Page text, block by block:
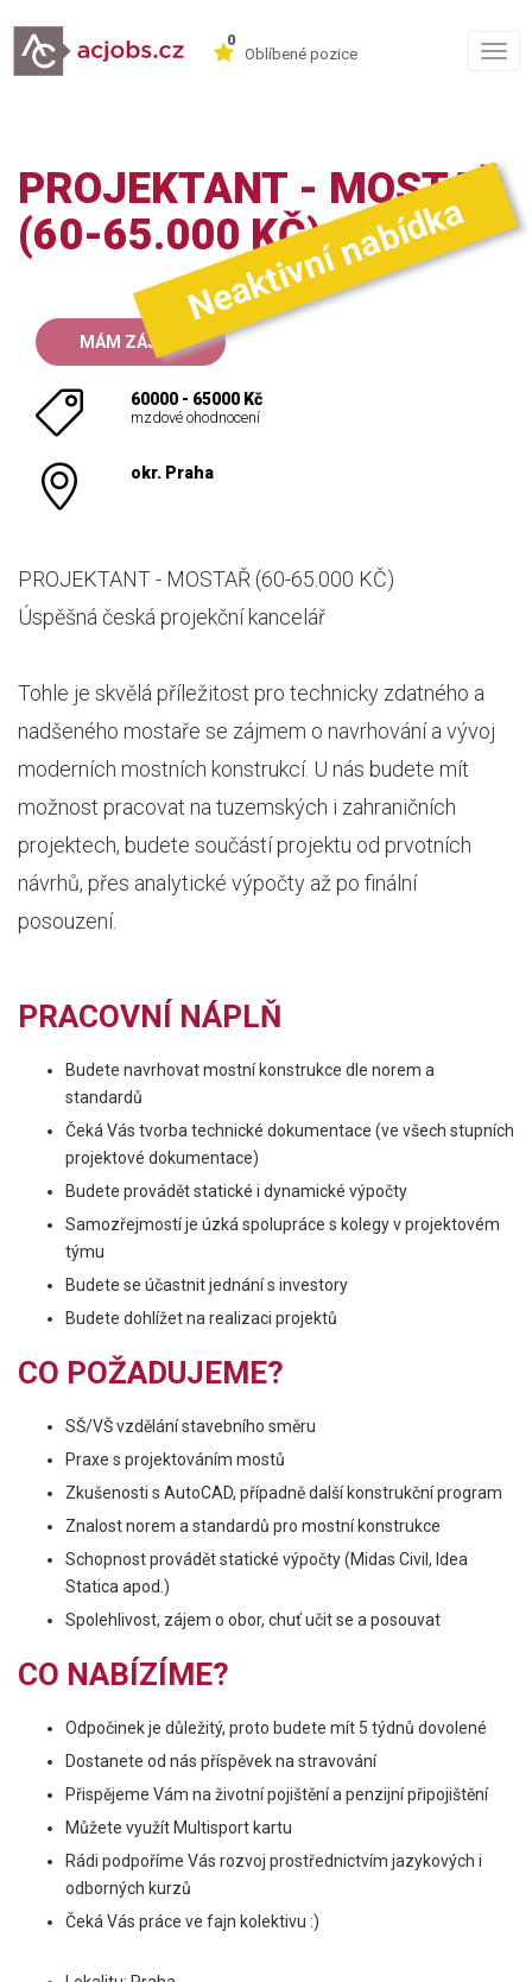
0
Oblíbené pozice
PROJEKTANT - MOSTAŘ
(60-65.000 KČ)Neaktivní nabídka
MÁM ZÁJEM
60000 - 65000 Kč
mzdové ohodnocení
okr. Praha
PROJEKTANT - MOSTAŘ (60-65.000 KČ)
Úspěšná česká projekční kancelář
Tohle je skvělá příležitost pro technicky zdatného a
nadšeného mostaře se zájmem o navrhování a vývoj
moderních mostních konstrukcí. U nás budete mít
možnost pracovat na tuzemských i zahraničních
projektech, budete součástí projektu od prvotních
návrhů, přes analytické výpočty až po finální
posouzení.
PRACOVNÍ NÁPLŇ
Budete navrhovat mostní konstrukce dle norem a
standardů
Čeká Vás tvorba technické dokumentace (ve všech stupních
projektové dokumentace)
Budete provádět statické i dynamické výpočty
Samozřejmostí je úzká spolupráce s kolegy v projektovém
týmu
Budete se účastnit jednání s investory
Budete dohlížet na realizaci projektů
CO POŽADUJEME?
SŠ/VŠ vzdělání stavebního směru
Praxe s projektováním mostů
Zkušenosti s AutoCAD, případně další konstrukční program
Znalost norem a standardů pro mostní konstrukce
Schopnost provádět statické výpočty (Midas Civil, Idea
Statica apod.)
Spolehlivost, zájem o obor, chuť učit se a posouvat
CO NABÍZÍME?
Odpočinek je důležitý, proto budete mít 5 týdnů dovolené
Dostanete od nás příspěvek na stravování
Přispějeme Vám na životní pojištění a penzijní připojištění
Můžete využít Multisport kartu
Rádi podpoříme Vás rozvoj prostřednictvím jazykových i
odborných kurzů
Čeká Vás práce ve fajn kolektivu :)